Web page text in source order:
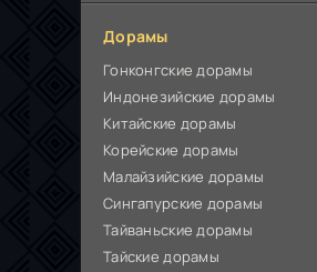
Дорамы
Гонконгские дорамы
Индонезийские дорамы
Китайские дорамы
Корейские дорамы
Малайзийские дорамы
Сингапурские дорамы
Тайваньские дорамы
Тайские дорамы